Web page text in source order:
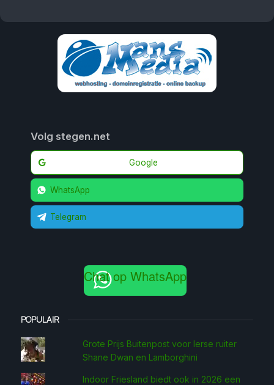
Volg stegen.net
Google
WhatsApp
Telegram
Chat op WhatsApp
POPULAIR
Grote Prijs Buitenpost voor Ierse ruiter
Shane Dwan en Lamborghini
Indoor Friesland biedt ook in 2026 een